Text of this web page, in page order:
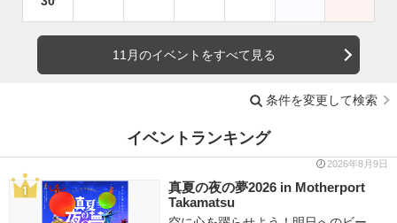
11月のイベントをすべて見る
条件を変更して検索
イベントランキング
2026年8月9日
真夏の夜の夢2026 in Motherport
Takamatsu